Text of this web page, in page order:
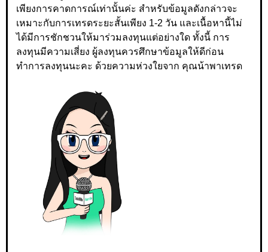
เพียงการคาดการณ์เท่านั้นค่ะ สำหรับข้อมูลดังกล่าวจะ
เหมาะกับการเทรดระยะสั้นเพียง 1-2 วัน และเนื้อหานี้ไม่
ได้มีการชักชวนให้มาร่วมลงทุนแต่อย่างใด ทั้งนี้ การ
ลงทุนมีความเสี่ยง ผู้ลงทุนควรศึกษาข้อมูลให้ดีก่อน
ทำการลงทุนนะคะ ด้วยความห่วงใยจาก คุณน้าพาเทรด